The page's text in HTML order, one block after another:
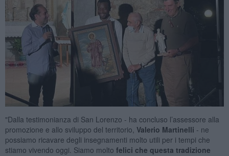
"Dalla testimonianza di San Lorenzo - ha concluso l’assessore alla
promozione e allo sviluppo del territorio, Valerio Martinelli - ne
possiamo ricavare degli insegnamenti molto utili per i tempi che
stiamo vivendo oggi. Siamo molto felici che questa tradizione